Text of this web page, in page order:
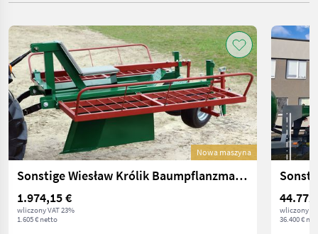
Nowa maszyna
Sonstige Wiesław Królik Baumpflanzmaschine / Planter SDK
1.974,15 €
wliczony VAT 23%
1.605 € netto
44.772
wliczony
36.400 €